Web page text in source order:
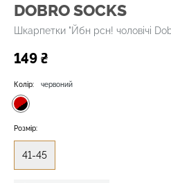
DOBRO SOCKS
Шкарпетки "Йбн рсн! чоловічі
149 ₴
Колір: червоний
Розмір:
41-45